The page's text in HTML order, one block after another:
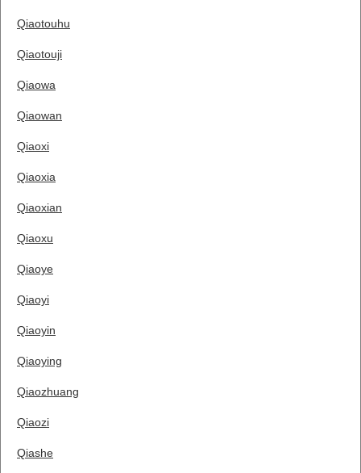
Qiaotouhu
Qiaotouji
Qiaowa
Qiaowan
Qiaoxi
Qiaoxia
Qiaoxian
Qiaoxu
Qiaoye
Qiaoyi
Qiaoyin
Qiaoying
Qiaozhuang
Qiaozi
Qiashe